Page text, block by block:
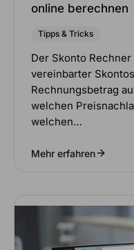
online berechnen
Tipps & Tricks
Der Skonto
vereinbarter
Rechnungsbetrag
welchen
welchen…
Mehr erfahren